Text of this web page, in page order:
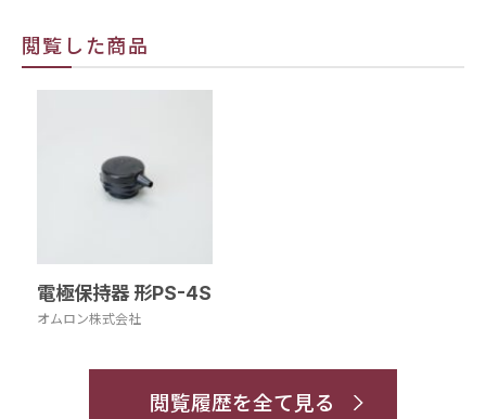
閲覧した商品
電極保持器 形PS-4S
オムロン株式会社
閲覧履歴を全て見る